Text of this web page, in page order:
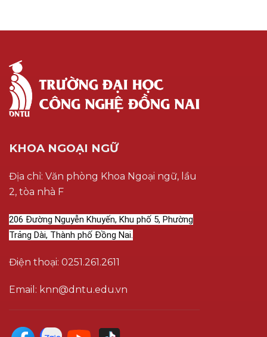
KHOA NGOẠI NGỮ
Địa chỉ: Văn phòng Khoa Ngoại ngữ, lầu
2, tòa nhà F
206 Đường Nguyễn Khuyến, Khu phố 5, Phường
Trảng Dài, Thành phố Đồng Nai.
Điện thoại: 0251.261.2611
Email: knn@dntu.edu.vn